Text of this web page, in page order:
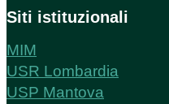
Siti istituzionali
MIM
USR Lombardia
USP Mantova